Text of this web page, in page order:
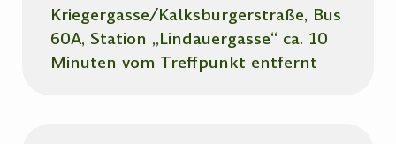
Kriegergasse/Kalksburgerstraße, Bus
60A, Station „Lindauergasse“ ca. 10
Minuten vom Treffpunkt entfernt